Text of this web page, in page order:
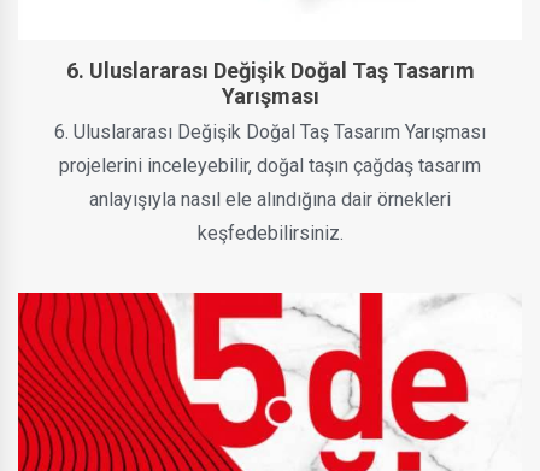
6. Uluslararası Değişik Doğal Taş Tasarım
Yarışması
6. Uluslararası Değişik Doğal Taş Tasarım Yarışması
projelerini inceleyebilir, doğal taşın çağdaş tasarım
anlayışıyla nasıl ele alındığına dair örnekleri
keşfedebilirsiniz.